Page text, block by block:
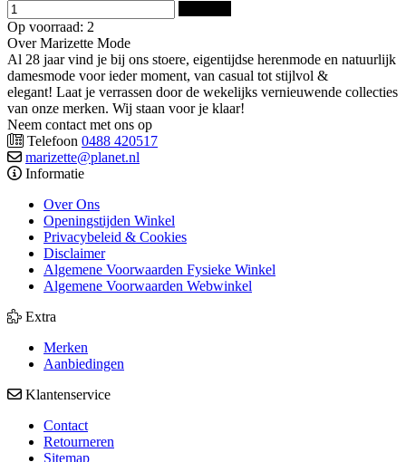
Op voorraad: 2
Over Marizette Mode
Al 28 jaar vind je bij ons stoere, eigentijdse herenmode en natuurlijk
damesmode voor ieder moment, van casual tot stijlvol &
elegant! Laat je verrassen door de wekelijks vernieuwende collecties
van onze merken. Wij staan voor je klaar!
Neem contact met ons op
Telefoon 0488 420517
marizette@planet.nl
Informatie
Over Ons
Openingstijden Winkel
Privacybeleid & Cookies
Disclaimer
Algemene Voorwaarden Fysieke Winkel
Algemene Voorwaarden Webwinkel
Extra
Merken
Aanbiedingen
Klantenservice
Contact
Retourneren
Sitemap